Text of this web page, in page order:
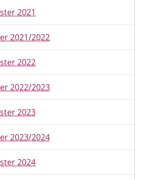
2021
2021/2022
2022
2022/2023
2023
2023/2024
2024